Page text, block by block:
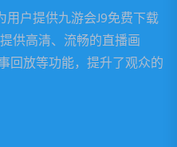
户提供九游会J9免费下载
供高清、流畅的直播画
回放等功能，提升了观众的